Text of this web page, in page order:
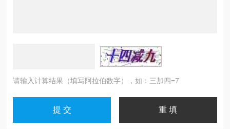
请输入计算结果（填写阿拉伯数字），如：三加四=7